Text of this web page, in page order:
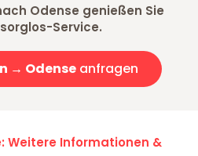
Odense genießen Sie
Service.
→ Odense anfragen
Weitere Informationen &